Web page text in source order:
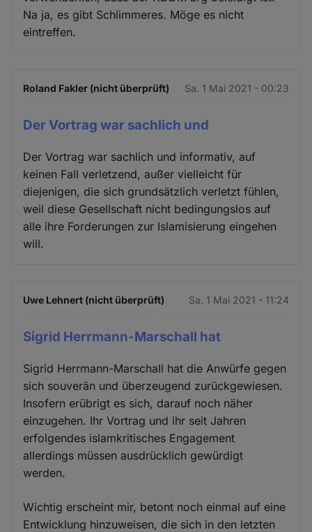
Na ja, es gibt Schlimmeres. Möge es nicht
eintreffen.
Roland Fakler (nicht überprüft) Sa. 1 Mai 2021 - 00:23
Der Vortrag war sachlich und
Der Vortrag war sachlich und informativ, auf
keinen Fall verletzend, außer vielleicht für
diejenigen, die sich grundsätzlich verletzt fühlen,
weil diese Gesellschaft nicht bedingungslos auf
alle ihre Forderungen zur Islamisierung eingehen
will.
Uwe Lehnert (nicht überprüft) Sa. 1 Mai 2021 - 11:24
Sigrid Herrmann-Marschall hat
Sigrid Herrmann-Marschall hat die Anwürfe gegen
sich souverän und überzeugend zurückgewiesen.
Insofern erübrigt es sich, darauf noch näher
einzugehen. Ihr Vortrag und ihr seit Jahren
erfolgendes islamkritisches Engagement
allerdings müssen ausdrücklich gewürdigt
werden.
Wichtig erscheint mir, betont noch einmal auf eine
Entwicklung hinzuweisen, die sich in den letzten